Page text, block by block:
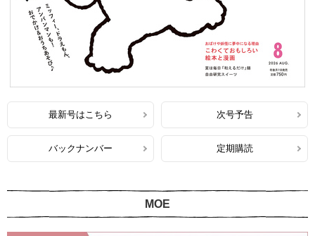
最新号はこちら 次号予告
バックナンバー 定期購読
MOE